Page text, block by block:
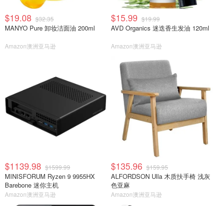
$19.08 $32.35
MANYO Pure 卸妆洁面油 200ml
Amazon澳洲亚马逊
$15.99 $19.99
AVD Organics 迷迭香生发油 120ml
Amazon澳洲亚马逊
$1139.98 $1599.99
MINISFORUM Ryzen 9 9955HX
Barebone 迷你主机
Amazon澳洲亚马逊
$135.96 $159.95
ALFORDSON Ulla 木质扶手椅 浅灰
色亚麻
Amazon澳洲亚马逊